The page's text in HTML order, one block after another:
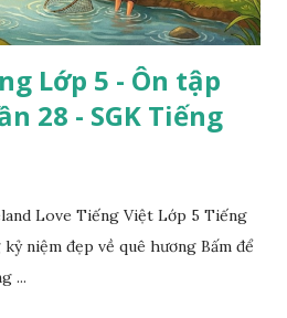
Lớp 5 - Ôn tập
28 - SGK Tiếng
Love Tiếng Việt Lớp 5 Tiếng
niệm đẹp về quê hương Bấm để
...